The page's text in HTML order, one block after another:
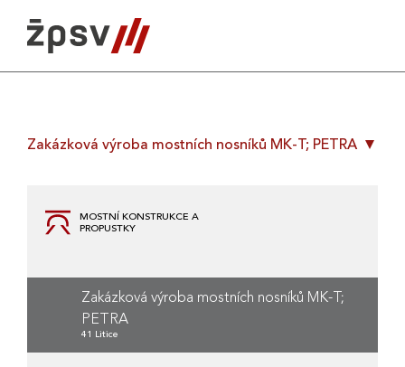
content
Zakázková výroba mostních nosníků MK-T; PETRA
MOSTNÍ KONSTRUKCE A
PROPUSTKY
Zakázková výroba mostních nosníků MK-T;
PETRA
41 Litice